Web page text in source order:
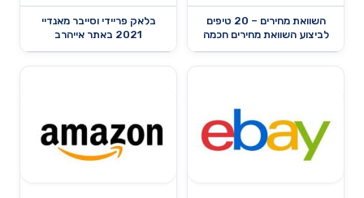
השוואת מחירים – 20 טיפים
לביצוע השוואת מחירים חכמה
בלאק פריידי וסייבר מאנדיי
2021 באתר אייהרב